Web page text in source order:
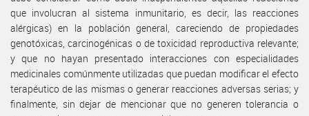
que involucran al sistema inmunitario, es decir, las reacciones
alérgicas) en la población general, careciendo de propiedades
genotóxicas, carcinogénicas o de toxicidad reproductiva relevante;
y que no hayan presentado interacciones con especialidades
medicinales comúnmente utilizadas que puedan modificar el efecto
terapéutico de las mismas o generar reacciones adversas serias; y
finalmente, sin dejar de mencionar que no generen tolerancia o